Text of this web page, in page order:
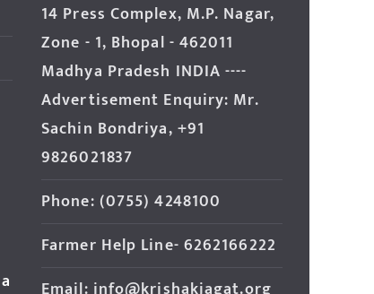
14 Press Complex, M.P. Nagar,
Zone - 1, Bhopal - 462011
Madhya Pradesh INDIA ----
Advertisement Enquiry: Mr.
Sachin Bondriya, +91
9826021837
Phone: (0755) 4248100
Farmer Help Line- 6262166222